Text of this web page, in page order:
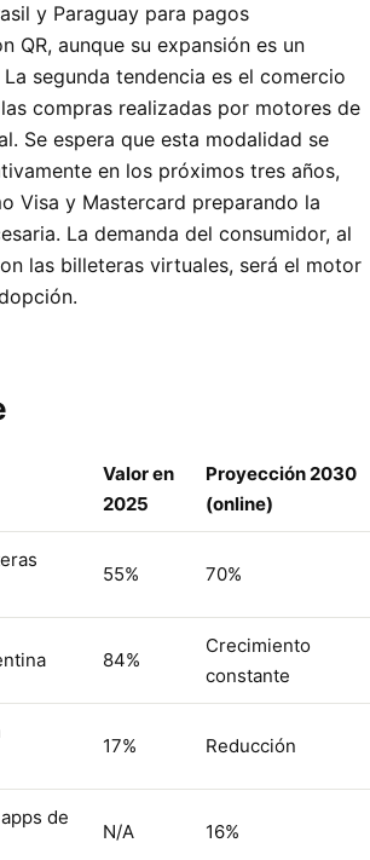
y Paraguay para pagos
QR, aunque su expansión es un
segunda tendencia es el comercio
compras realizadas por motores de
Se espera que esta modalidad se
en los próximos tres años,
Visa y Mastercard preparando la
La demanda del consumidor, al
las billeteras virtuales, será el motor
Valor en
2025
Proyección 2030
(online)
55% 70%
84%
Crecimiento
constante
17% Reducción
de
N/A 16%